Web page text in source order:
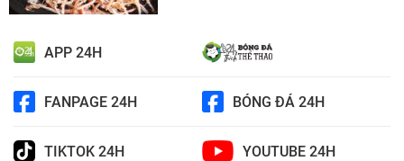
APP 24H
FANPAGE 24H BÓNG ĐÁ 24H
TIKTOK 24H YOUTUBE 24H